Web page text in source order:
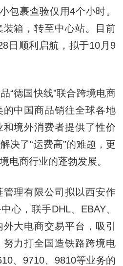
包裹查验仅用4个小时。
箱，转至中心站。目前
日顺利启航，拟于10月9
德国快线”联合跨境电商
中国商品销往全球各地
境外消费者提供了性价
决了“运费高”的难题，更
电商行业的蓬勃发展。
理有限公司拟以西安作
心，联手DHL、EBAY、
大电商交易平台，吸引
力打全国造铁路跨境电
、9710、9810等业务的